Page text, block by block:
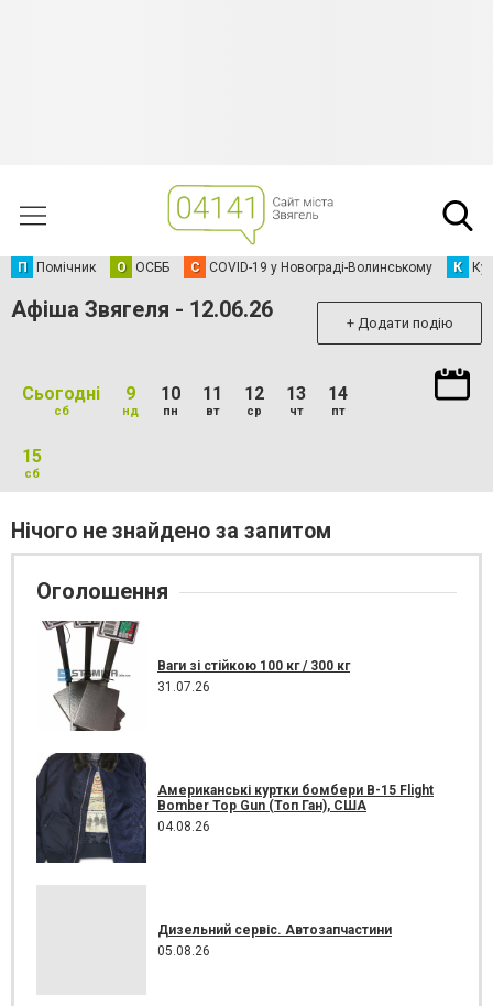
П Помічник О ОСББ C COVID-19 у Новограді-Волинському К
Афіша Звягеля - 12.06.26 + Додати подію
Сьогодні
сб
9
нд
10
пн
11
вт
12
ср
13
чт
14
пт
15
сб
Нічого не знайдено за запитом
Оголошення
Ваги зі стійкою 100 кг / 300 кг
31.07.26
Американські куртки бомбери B-15 Flight
Bomber Top Gun (Топ Ган), США
04.08.26
Дизельний сервіс. Автозапчастини
05.08.26